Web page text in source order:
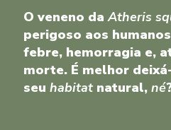
O veneno daAtheris
perigoso aos
febre, hemorragia e,
morte. É melhor
seu habitatnatural, né